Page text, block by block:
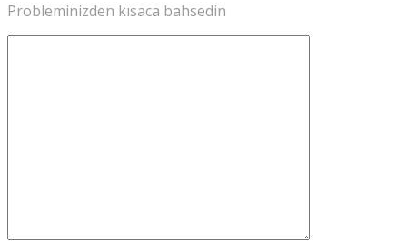
Probleminizden kısaca bahsedin